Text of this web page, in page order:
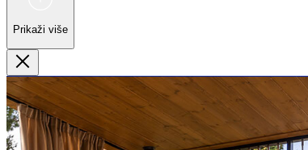
Prikaži više